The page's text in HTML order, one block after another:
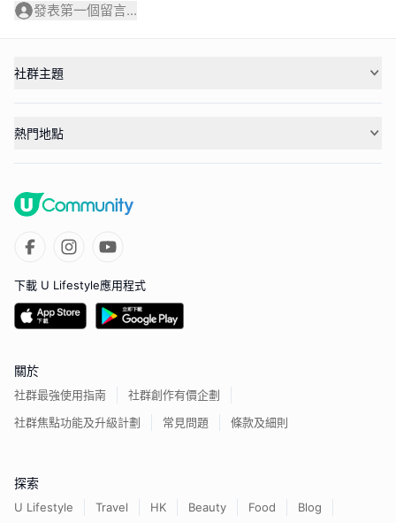
發表第一個留言...
社群主題
熱門地點
下載 U Lifestyle應用程式
關於
社群最強使用指南
社群創作有價企劃
社群焦點功能及升級計劃
常見問題 條款及細則
探索
U Lifestyle Travel HK Beauty Food Blog